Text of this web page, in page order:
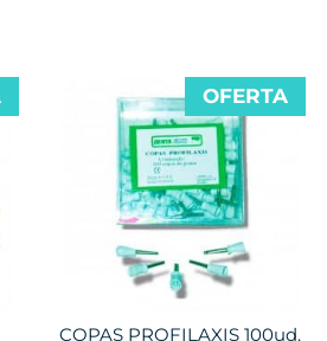
COPAS PROFILAXIS 100ud.
OFERTA